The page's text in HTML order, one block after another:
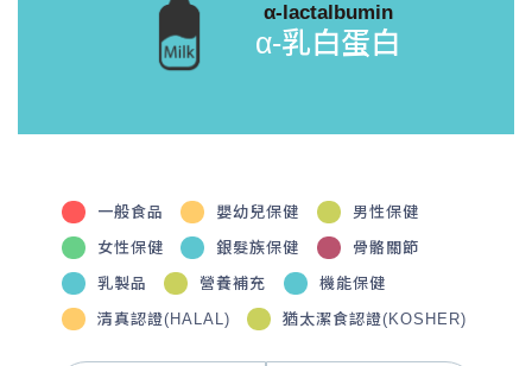
α-lactalbumin
α-乳白蛋白
一般食品 嬰幼兒保健 男性保健
女性保健 銀髮族保健 骨骼關節
乳製品 營養補充 機能保健
清真認證(HALAL) 猶太潔食認證(KOSHER)